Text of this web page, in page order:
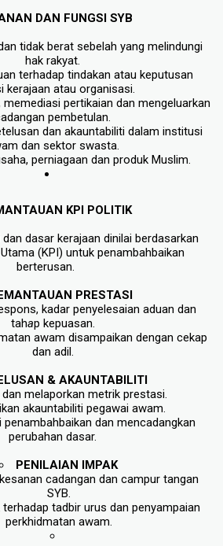
DAN FUNGSI SYB
tidak berat sebelah yang melindungi
hak rakyat.
terhadap tindakan atau keputusan
kerajaan atau organisasi.
memediasi pertikaian dan mengeluarkan
pembetulan.
dan akauntabiliti dalam institusi
dan sektor swasta.
perniagaan dan produk Muslim.
KPI POLITIK
dasar kerajaan dinilai berdasarkan
(KPI) untuk penambahbaikan
berterusan.
PRESTASI
kadar penyelesaian aduan dan
tahap kepuasan.
awam disampaikan dengan cekap
dan adil.
& AKAUNTABILITI
dan melaporkan metrik prestasi.
akauntabiliti pegawai awam.
penambahbaikan dan mencadangkan
perubahan dasar.
PENILAIAN IMPAK
cadangan dan campur tangan
SYB.
tadbir urus dan penyampaian
perkhidmatan awam.